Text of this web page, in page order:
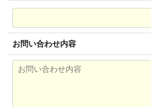
お問い合わせ内容